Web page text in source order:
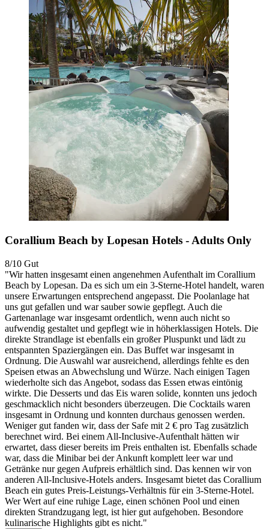
Corallium Beach by Lopesan Hotels - Adults Only
8/10 Gut
"Wir hatten insgesamt einen angenehmen Aufenthalt im Corallium
Beach by Lopesan. Da es sich um ein 3-Sterne-Hotel handelt, waren
unsere Erwartungen entsprechend angepasst. Die Poolanlage hat
uns gut gefallen und war sauber sowie gepflegt. Auch die
Gartenanlage war insgesamt ordentlich, wenn auch nicht so
aufwendig gestaltet und gepflegt wie in höherklassigen Hotels. Die
direkte Strandlage ist ebenfalls ein großer Pluspunkt und lädt zu
entspannten Spaziergängen ein. Das Buffet war insgesamt in
Ordnung. Die Auswahl war ausreichend, allerdings fehlte es den
Speisen etwas an Abwechslung und Würze. Nach einigen Tagen
wiederholte sich das Angebot, sodass das Essen etwas eintönig
wirkte. Die Desserts und das Eis waren solide, konnten uns jedoch
geschmacklich nicht besonders überzeugen. Die Cocktails waren
insgesamt in Ordnung und konnten durchaus genossen werden.
Weniger gut fanden wir, dass der Safe mit 2 € pro Tag zusätzlich
berechnet wird. Bei einem All-Inclusive-Aufenthalt hätten wir
erwartet, dass dieser bereits im Preis enthalten ist. Ebenfalls schade
war, dass die Minibar bei der Ankunft komplett leer war und
Getränke nur gegen Aufpreis erhältlich sind. Das kennen wir von
anderen All-Inclusive-Hotels anders. Insgesamt bietet das Corallium
Beach ein gutes Preis-Leistungs-Verhältnis für ein 3-Sterne-Hotel.
Wer Wert auf eine ruhige Lage, einen schönen Pool und einen
direkten Strandzugang legt, ist hier gut aufgehoben. Besondore
kulinarische Highlights gibt es nicht."